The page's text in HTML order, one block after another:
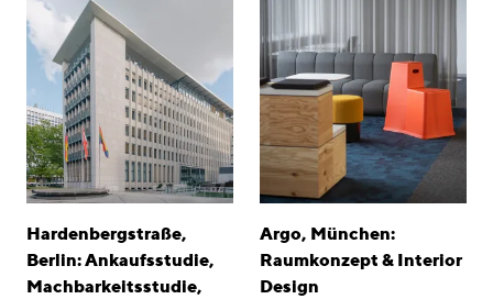
Hardenbergstraße,
Berlin: Ankaufsstudie,
Machbarkeitsstudie,
Argo, München:
Raumkonzept & Interior
Design